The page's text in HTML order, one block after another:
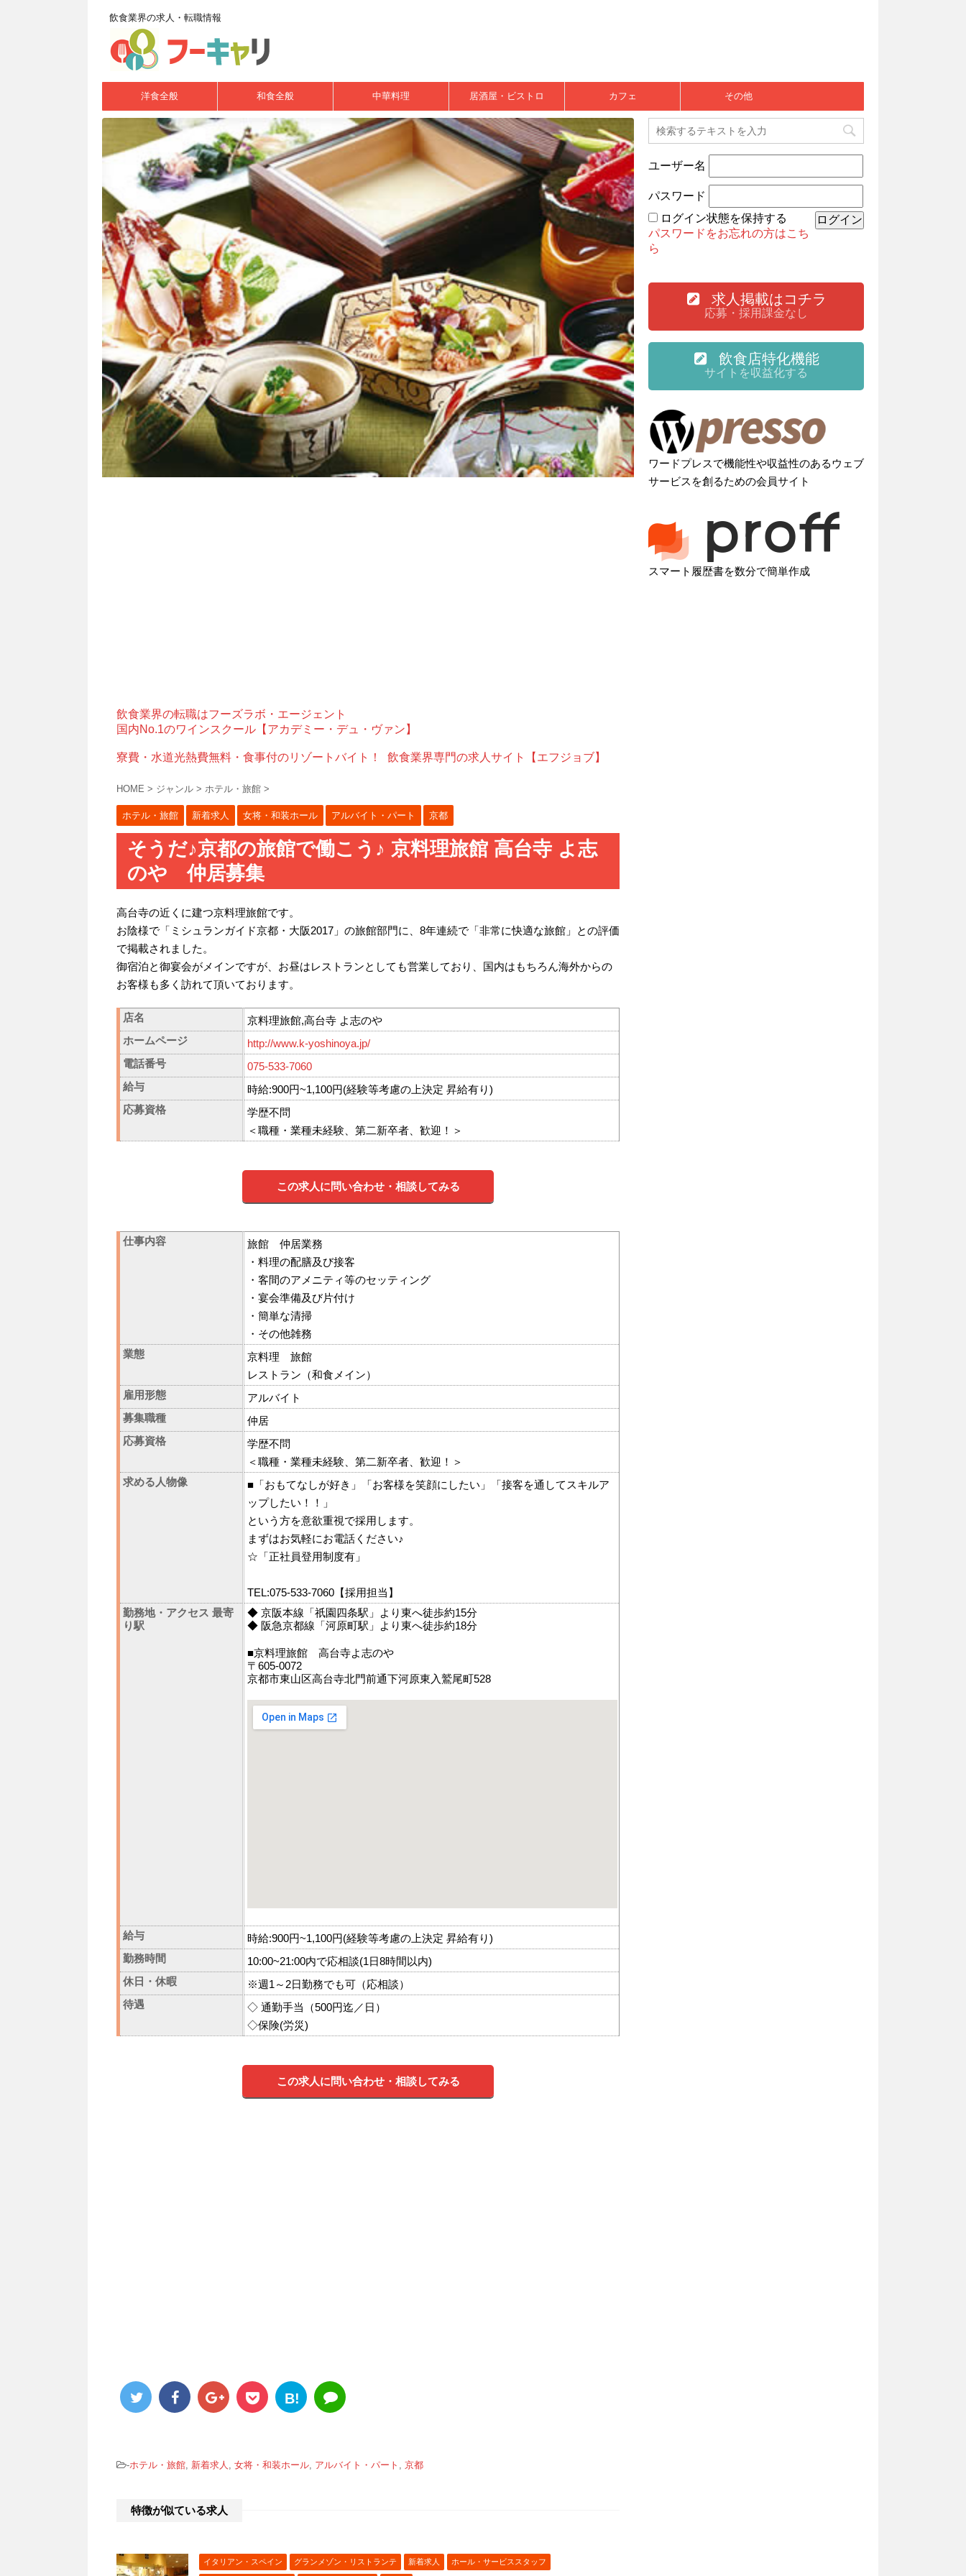
飲食業界の求人・転職情報
洋食全般 和食全般 中華料理 居酒屋・ビストロ カフェ その他
飲食業界の転職はフーズラボ・エージェント
国内No.1のワインスクール【アカデミー・デュ・ヴァン】
寮費・水道光熱費無料・食事付のリゾートバイト！ 飲食業界専門の求人サイト【エフジョブ】
HOME > ジャンル > ホテル・旅館 >
ホテル・旅館 新着求人 女将・和装ホール アルバイト・パート 京都
そうだ♪京都の旅館で働こう♪ 京料理旅館 高台寺 よ志
のや 仲居募集
高台寺の近くに建つ京料理旅館です。
お陰様で「ミシュランガイド京都・大阪2017」の旅館部門に、8年連続で「非常に快適な旅館」との評価
で掲載されました。
御宿泊と御宴会がメインですが、お昼はレストランとしても営業しており、国内はもちろん海外からの
お客様も多く訪れて頂いております。
店名
京料理旅館,高台寺 よ志のや
ホームページ
http://www.k-yoshinoya.jp/
電話番号
075-533-7060
給与
時給:900円~1,100円(経験等考慮の上決定 昇給有り)
応募資格
学歴不問
＜職種・業種未経験、第二新卒者、歓迎！＞
この求人に問い合わせ・相談してみる
仕事内容
旅館 仲居業務
・料理の配膳及び接客
・客間のアメニティ等のセッティング
・宴会準備及び片付け
・簡単な清掃
・その他雑務
業態
京料理 旅館
レストラン（和食メイン）
雇用形態
アルバイト
募集職種
仲居
応募資格
学歴不問
＜職種・業種未経験、第二新卒者、歓迎！＞
求める人物像
■「おもてなしが好き」「お客様を笑顔にしたい」「接客を通してスキルア
ップしたい！！」
という方を意欲重視で採用します。
まずはお気軽にお電話ください♪
☆「正社員登用制度有」
TEL:075-533-7060【採用担当】
勤務地・アクセス 最寄
り駅
◆ 京阪本線「祇園四条駅」より東へ徒歩約15分
◆ 阪急京都線「河原町駅」より東へ徒歩約18分
■京料理旅館 高台寺よ志のや
〒605-0072
京都市東山区高台寺北門前通下河原東入鷲尾町528
給与
時給:900円~1,100円(経験等考慮の上決定 昇給有り)
勤務時間
10:00~21:00内で応相談(1日8時間以内)
休日・休暇
※週1～2日勤務でも可（応相談）
待遇
◇ 通勤手当（500円迄／日）
◇保険(労災)
この求人に問い合わせ・相談してみる
B!
-ホテル・旅館, 新着求人 , 女将・和装ホール, アルバイト・パート , 京都
特徴が似ている求人
イタリアン・スペイン グランメゾン・リストランテ 新着求人 ホール・サービススタッフ
ユーザー名
パスワード
ログイン状態を保持する
パスワードをお忘れの方はこち
ら
求人掲載はコチラ
応募・採用課金なし
飲食店特化機能
サイトを収益化する
ワードプレスで機能性や収益性のあるウェブ
サービスを創るための会員サイト
スマート履歴書を数分で簡単作成